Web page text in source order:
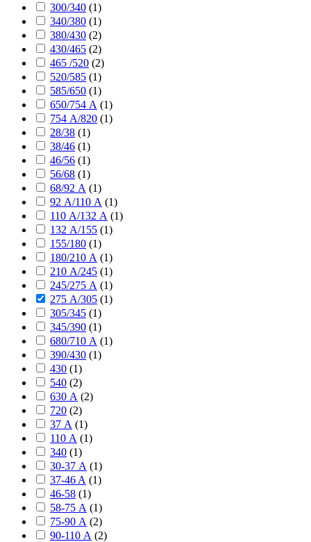
300/340 (1)
340/380 (1)
380/430 (2)
430/465 (2)
465 /520 (2)
520/585 (1)
585/650 (1)
650/754 А (1)
754 А/820 (1)
28/38 (1)
38/46 (1)
46/56 (1)
56/68 (1)
68/92 А (1)
92 А/110 А (1)
110 А/132 А (1)
132 А/155 (1)
155/180 (1)
180/210 А (1)
210 А/245 (1)
245/275 А (1)
275 А/305 (1)
305/345 (1)
345/390 (1)
680/710 А (1)
390/430 (1)
430 (1)
540 (2)
630 А (2)
720 (2)
37 А (1)
110 А (1)
340 (1)
30-37 А (1)
37-46 A (1)
46-58 (1)
58-75 А (1)
75-90 А (2)
90-110 А (2)